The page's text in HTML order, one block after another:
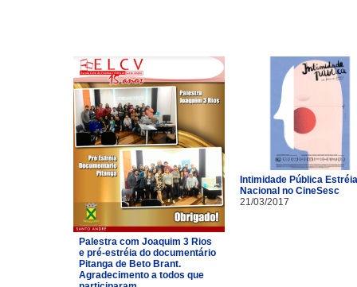
Palestra com Joaquim 3 Rios
e pré-estréia do documentário
Pitanga de Beto Brant.
Agradecimento a todos que
Intimidade Pública Estréia
Nacional no CineSesc
21/03/2017